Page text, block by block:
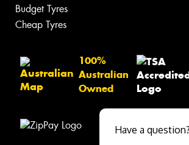
Budget Tyres
Cheap Tyres
100%
Australian
Owned
Have a